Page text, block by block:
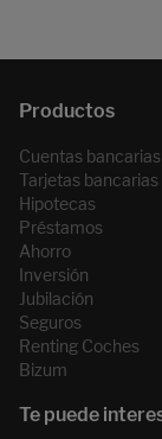
Cuentas bancarias
Tarjetas bancarias
Hipotecas
Préstamos
Ahorro
Inversión
Jubilación
Seguros
Renting Coches
Bizum